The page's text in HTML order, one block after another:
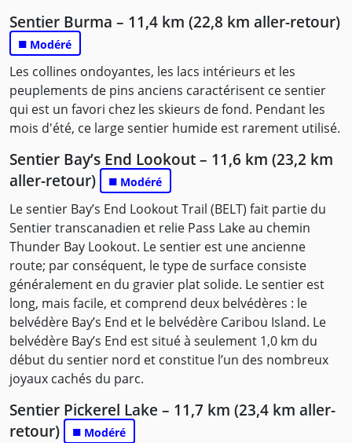
Sentier Burma – 11,4 km (22,8 km aller-retour)
■ Modéré
Les collines ondoyantes, les lacs intérieurs et les
peuplements de pins anciens caractérisent ce sentier
qui est un favori chez les skieurs de fond. Pendant les
mois d'été, ce large sentier humide est rarement utilisé.
Sentier Bay’s End Lookout – 11,6 km (23,2 km
aller-retour)
■ Modéré
Le sentier Bay’s End Lookout Trail (BELT) fait partie du
Sentier transcanadien et relie Pass Lake au chemin
Thunder Bay Lookout. Le sentier est une ancienne
route; par conséquent, le type de surface consiste
généralement en du gravier plat solide. Le sentier est
long, mais facile, et comprend deux belvédères : le
belvédère Bay’s End et le belvédère Caribou Island. Le
belvédère Bay’s End est situé à seulement 1,0 km du
début du sentier nord et constitue l’un des nombreux
joyaux cachés du parc.
Sentier Pickerel Lake – 11,7 km (23,4 km aller-
retour)
■ Modéré